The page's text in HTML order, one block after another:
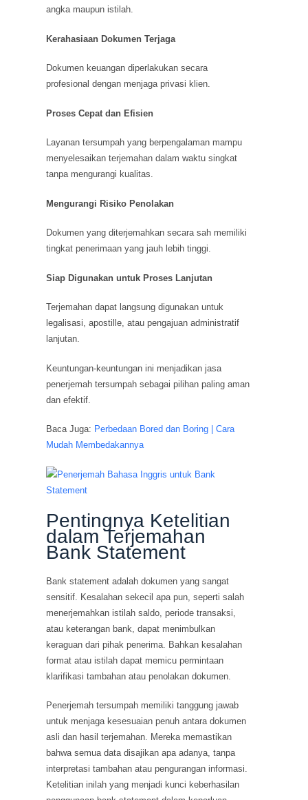
angka maupun istilah.
Kerahasiaan Dokumen Terjaga
Dokumen keuangan diperlakukan secara
profesional dengan menjaga privasi klien.
Proses Cepat dan Efisien
Layanan tersumpah yang berpengalaman mampu
menyelesaikan terjemahan dalam waktu singkat
tanpa mengurangi kualitas.
Mengurangi Risiko Penolakan
Dokumen yang diterjemahkan secara sah memiliki
tingkat penerimaan yang jauh lebih tinggi.
Siap Digunakan untuk Proses Lanjutan
Terjemahan dapat langsung digunakan untuk
legalisasi, apostille, atau pengajuan administratif
lanjutan.
Keuntungan-keuntungan ini menjadikan jasa
penerjemah tersumpah sebagai pilihan paling aman
dan efektif.
Baca Juga: Perbedaan Bored dan Boring | Cara
Mudah Membedakannya
Pentingnya Ketelitian
dalam Terjemahan
Bank Statement
Bank statement adalah dokumen yang sangat
sensitif. Kesalahan sekecil apa pun, seperti salah
menerjemahkan istilah saldo, periode transaksi,
atau keterangan bank, dapat menimbulkan
keraguan dari pihak penerima. Bahkan kesalahan
format atau istilah dapat memicu permintaan
klarifikasi tambahan atau penolakan dokumen.
Penerjemah tersumpah memiliki tanggung jawab
untuk menjaga kesesuaian penuh antara dokumen
asli dan hasil terjemahan. Mereka memastikan
bahwa semua data disajikan apa adanya, tanpa
interpretasi tambahan atau pengurangan informasi.
Ketelitian inilah yang menjadi kunci keberhasilan